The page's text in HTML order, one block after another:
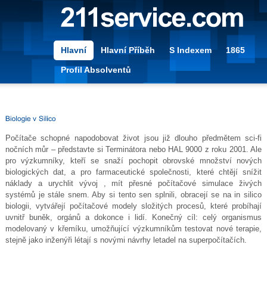
Hlavní Hlavní Příběh S Indexem 1865
Profil Absolventů
Počítače schopné napodobovat život jsou již dlouho předmětem sci-fi
nočních můr – představte si Terminátora nebo HAL 9000 z roku 2001. Ale
pro výzkumníky, kteří se snaží pochopit obrovské množství nových
biologických dat, a pro farmaceutické společnosti, které chtějí snížit
náklady a urychlit vývoj , mít přesné počítačové simulace živých
systémů je stále snem. Aby si tento sen splnili, obracejí se na in silico
biologii, vytvářejí počítačové modely složitých procesů, které probíhají
uvnitř buněk, orgánů a dokonce i lidí. Konečný cíl: celý organismus
modelovaný v křemíku, umožňující výzkumníkům testovat nové terapie,
stejně jako inženýři létají s novými návrhy letadel na superpočítačích.